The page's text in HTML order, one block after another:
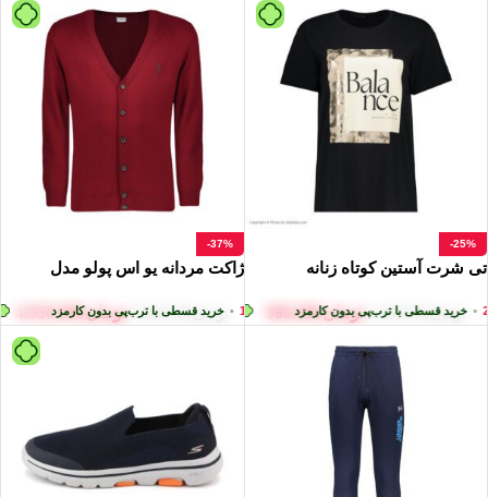
هر قسطتومان225.000
• خرید قسطی با ترب‌پی • خرید قسطی با ترب‌پی بدون کارمزد
-25%
تی شرت آستین کوتاه زنانه
تومان1.200.000 تومان900.000 هر قسطتومان1.237.500
• خرید قسطی با ترب‌پی بدون کارمزد کارمزد
-37%
ژاکت مردانه یو اس پولو مدل
تومان7.900.000 تومان4.950.000